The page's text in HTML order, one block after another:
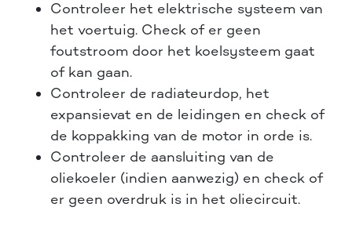
Controleer het elektrische systeem van
het voertuig. Check of er geen
foutstroom door het koelsysteem gaat
of kan gaan.
Controleer de radiateurdop, het
expansievat en de leidingen en check of
de koppakking van de motor in orde is.
Controleer de aansluiting van de
oliekoeler (indien aanwezig) en check of
er geen overdruk is in het oliecircuit.